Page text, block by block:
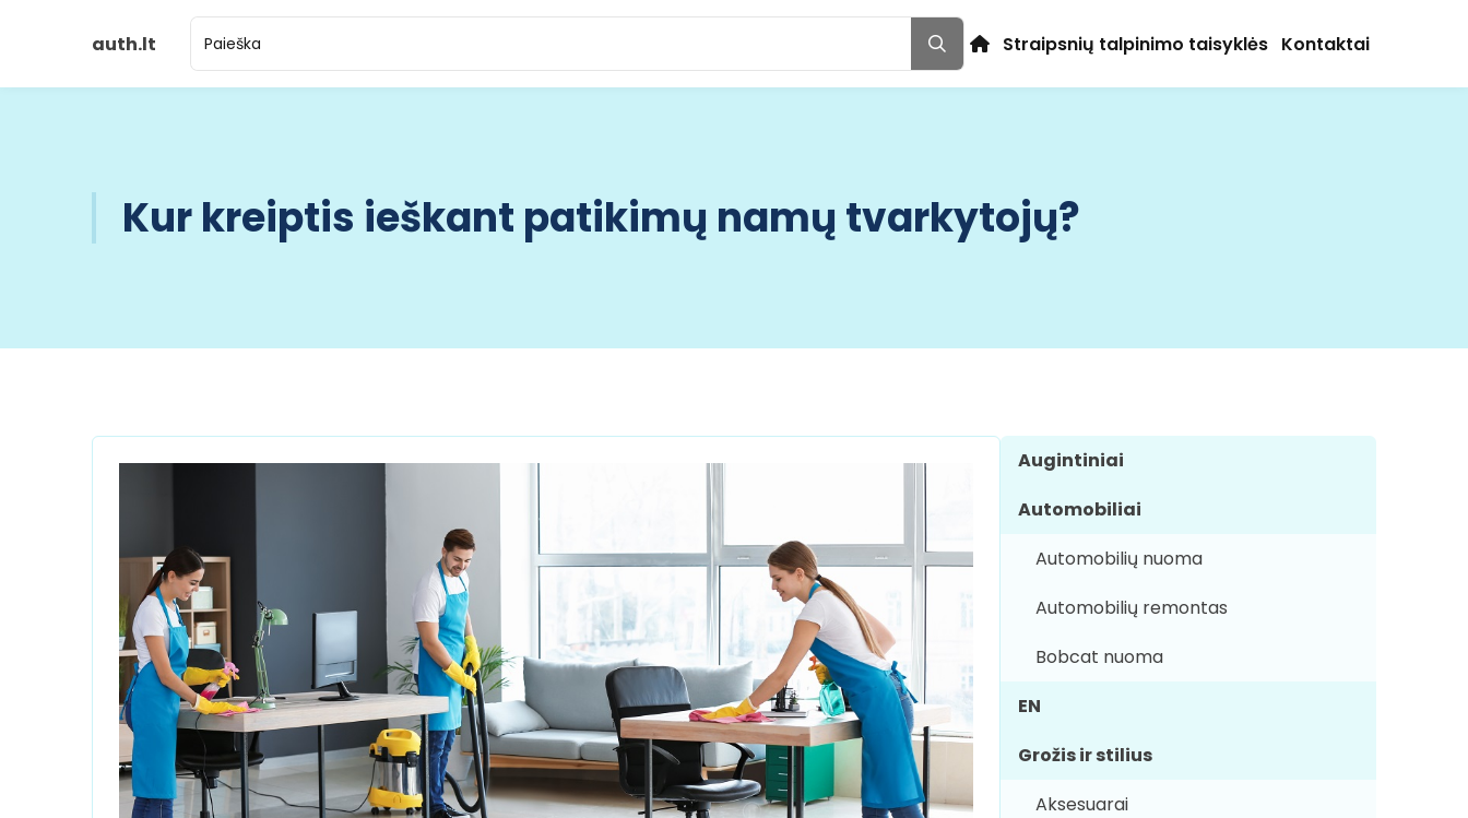
auth.lt Straipsnių talpinimo taisyklės Kontaktai
Kur kreiptis ieškant patikimų namų tvarkytojų?
Augintiniai
Automobiliai
Automobilių nuoma
Automobilių remontas
Bobcat nuoma
EN
Grožis ir stilius
Aksesuarai